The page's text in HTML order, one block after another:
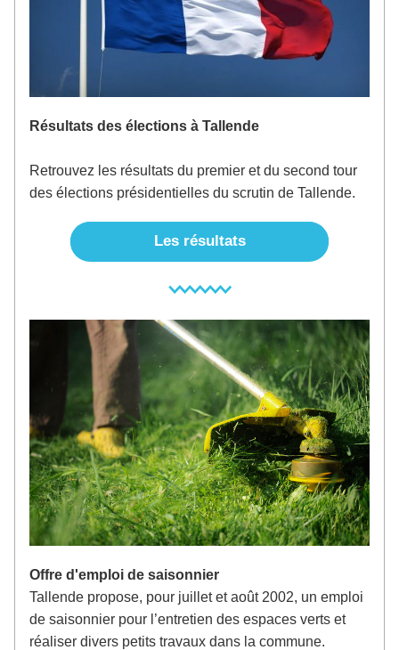
Résultats des élections à Tallende
Retrouvez les résultats du premier et du second tour
des élections présidentielles du scrutin de Tallende.
Les résultats
Offre d'emploi de saisonnier
Tallende propose, pour juillet et août 2002, un emploi
de saisonnier pour l’entretien des espaces verts et
réaliser divers petits travaux dans la commune.